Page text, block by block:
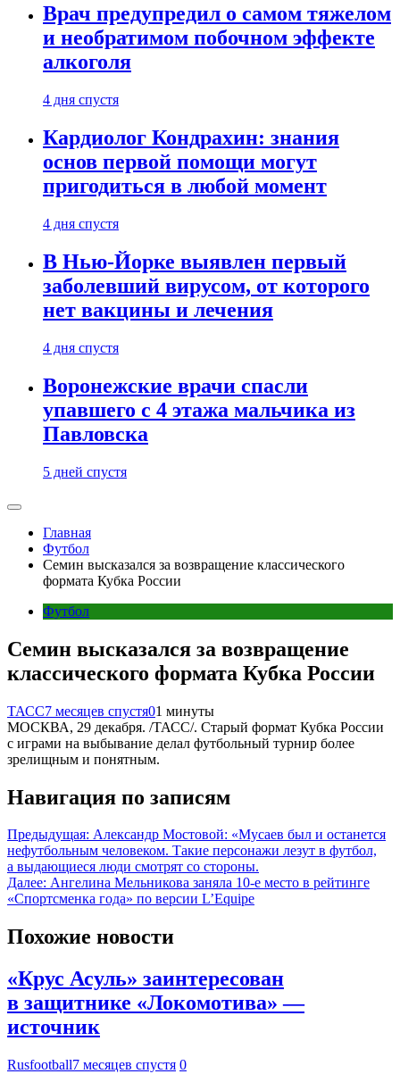
Врач предупредил о самом тяжелом
и необратимом побочном эффекте
алкоголя
4 дня спустя
Кардиолог Кондрахин: знания
основ первой помощи могут
пригодиться в любой момент
4 дня спустя
В Нью-Йорке выявлен первый
заболевший вирусом, от которого
нет вакцины и лечения
4 дня спустя
Воронежские врачи спасли
упавшего с 4 этажа мальчика из
Павловска
5 дней спустя
Главная
Футбол
Семин высказался за возвращение классического
формата Кубка России
Футбол
Семин высказался за возвращение
классического формата Кубка России
ТАСС7 месяцев спустя01 минуты
МОСКВА, 29 декабря. /ТАСС/. Старый формат Кубка России
с играми на выбывание делал футбольный турнир более
зрелищным и понятным.
Навигация по записям
Предыдущая: Александр Мостовой: «Мусаев был и останется
нефутбольным человеком. Такие персонажи лезут в футбол,
а выдающиеся люди смотрят со стороны.
Далее: Ангелина Мельникова заняла 10-е место в рейтинге
«Спортсменка года» по версии L’Equipe
Похожие новости
«Крус Асуль» заинтересован
в защитнике «Локомотива» —
источник
Rusfootball7 месяцев спустя 0